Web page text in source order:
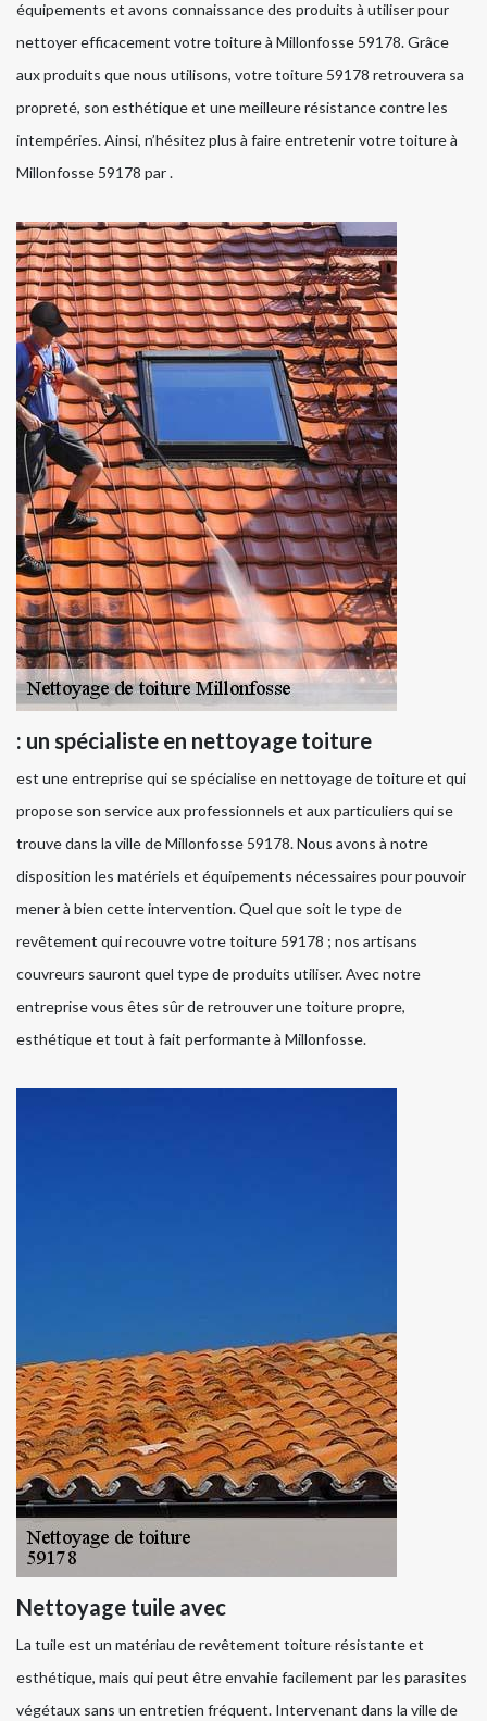
équipements et avons connaissance des produits à utiliser pour
nettoyer efficacement votre toiture à Millonfosse 59178. Grâce
aux produits que nous utilisons, votre toiture 59178 retrouvera sa
propreté, son esthétique et une meilleure résistance contre les
intempéries. Ainsi, n’hésitez plus à faire entretenir votre toiture à
Millonfosse 59178 par .
: un spécialiste en nettoyage toiture
est une entreprise qui se spécialise en nettoyage de toiture et qui
propose son service aux professionnels et aux particuliers qui se
trouve dans la ville de Millonfosse 59178. Nous avons à notre
disposition les matériels et équipements nécessaires pour pouvoir
mener à bien cette intervention. Quel que soit le type de
revêtement qui recouvre votre toiture 59178 ; nos artisans
couvreurs sauront quel type de produits utiliser. Avec notre
entreprise vous êtes sûr de retrouver une toiture propre,
esthétique et tout à fait performante à Millonfosse.
Nettoyage tuile avec
La tuile est un matériau de revêtement toiture résistante et
esthétique, mais qui peut être envahie facilement par les parasites
végétaux sans un entretien fréquent. Intervenant dans la ville de